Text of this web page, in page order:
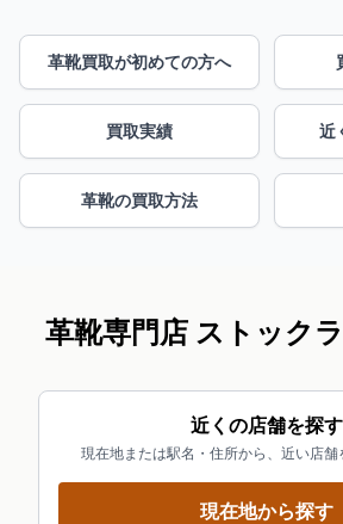
革靴買取が初めての方へ
買取実績 近
革靴の買取方法
革靴専門店 ストック
近くの店舗を探す
現在地または駅名・住所から、近い店舗
現在地から探す